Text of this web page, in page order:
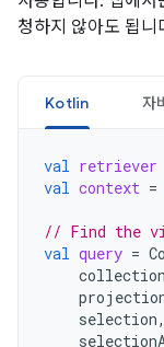
청하지 않아도 됩니
Kotlin 자
val retriever
val context =
// Find the
val query =
collection
selection,